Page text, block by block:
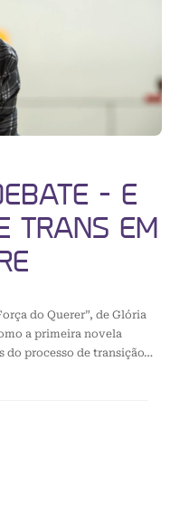
– E
TRANS EM
do Querer”, de Glória
a primeira novela
do processo de transição…